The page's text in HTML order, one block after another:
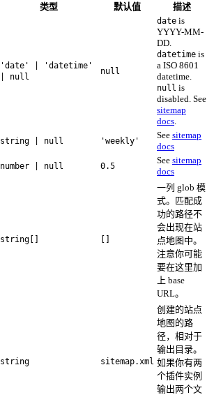
类型 默认值 描述
'date' | 'datetime'
| null
null
date is
YYYY-MM-
DD.
datetime is
a ISO 8601
datetime.
null is
disabled. See
sitemap
docs
string | null 'weekly'
See sitemap
docs
number | null 0.5
See sitemap
docs
string[] []
一列 glob 模
式。匹配成
功的路径不
会出现在站
点地图中。
注意你可能
要在这里加
上 base
URL。
string sitemap.xml
创建的站点
地图的路
径，相对于
输出目录。
如果你有两
个插件实例
输出两个文